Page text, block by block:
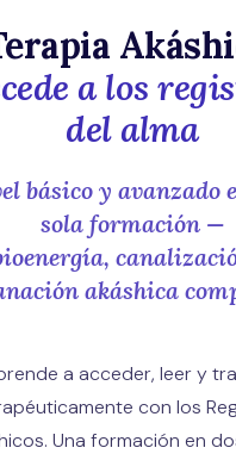
a los
del alma
básico y avanzado
sola formación —
akáshica
a acceder, leer y
con los
Una formación en